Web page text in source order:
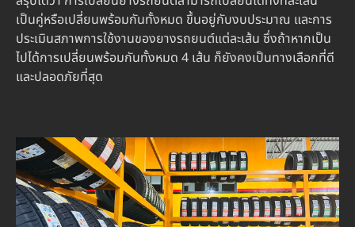
เป็นคู่หรือเปลี่ยนพร้อมกันทั้งหมด ขึ้นอยู่กับงบประมาณ และการ
ประเมินสภาพการใช้งานของยางรถยนต์แต่ละเส้น ซึ่งถ้าหากเป็น
ไปได้การเปลี่ยนพร้อมกันทั้งหมด 4 เส้น ก็ยังคงเป็นทางเลือกที่ดี
และปลอดภัยที่สุด